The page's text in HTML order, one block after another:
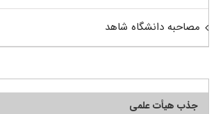
مصاحبه دانشگاه شاهد
جذب هیأت علمی